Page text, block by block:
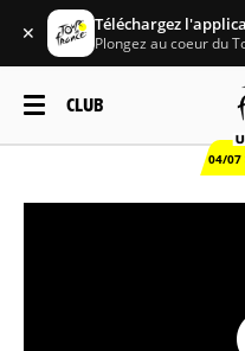
✕ Téléchargez
Plongez au coeur du
CLUB
04/07